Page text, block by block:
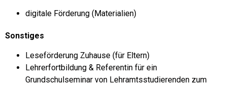
digitale Förderung (Materialien)
Sonstiges
Leseförderung Zuhause (für Eltern)
Lehrerfortbildung & Referentin für ein
Grundschulseminar von Lehramtsstudierenden zum